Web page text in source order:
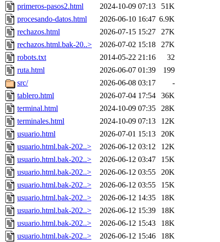
primeros-pasos2.html
2024-10-09 07:13
51K
procesando-datos.html
2026-06-10 16:47 6.9K
rechazos.html
2026-07-15 15:27
27K
rechazos.html.bak-20..>
2026-07-02 15:18
27K
robots.txt
2014-05-22 21:16
32
ruta.html
2026-06-07 01:39
199
src/
2026-06-08 03:17
-
tablero.html
2026-07-04 17:54
36K
terminal.html
2024-10-09 07:35
28K
terminales.html
2024-10-09 07:13
12K
usuario.html
2026-07-01 15:13
20K
usuario.html.bak-202..>
2026-06-12 03:12
12K
usuario.html.bak-202..>
2026-06-12 03:47
15K
usuario.html.bak-202..>
2026-06-12 03:55
20K
usuario.html.bak-202..>
2026-06-12 03:55
15K
usuario.html.bak-202..>
2026-06-12 14:35
18K
usuario.html.bak-202..>
2026-06-12 15:39
18K
usuario.html.bak-202..>
2026-06-12 15:43
18K
usuario.html.bak-202..>
2026-06-12 15:46 18K